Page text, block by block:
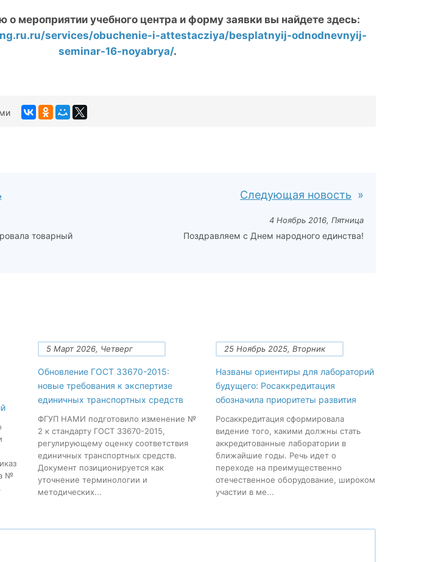
мероприятии учебного центра и форму заявки вы найдете здесь:
services/obuchenie-i-attestacziya/besplatnyij-odnodnevnyij-
seminar-16-noyabrya/.
товарный
Следующая новость
4 Ноябрь 2016, Пятница
Поздравляем с Днем народного единства!
№
5 Март 2026, Четверг
Обновление ГОСТ 33670-2015:
новые требования к экспертизе
единичных транспортных средств
ФГУП НАМИ подготовило изменение №
2 к стандарту ГОСТ 33670-2015,
регулирующему оценку соответствия
единичных транспортных средств.
Документ позиционируется как
уточнение терминологии и
методических...
25 Ноябрь 2025, Вторник
Названы ориентиры для лабораторий
будущего: Росаккредитация
обозначила приоритеты развития
Росаккредитация сформировала
видение того, какими должны стать
аккредитованные лаборатории в
ближайшие годы. Речь идет о
переходе на преимущественно
отечественное оборудование, широком
участии в ме...